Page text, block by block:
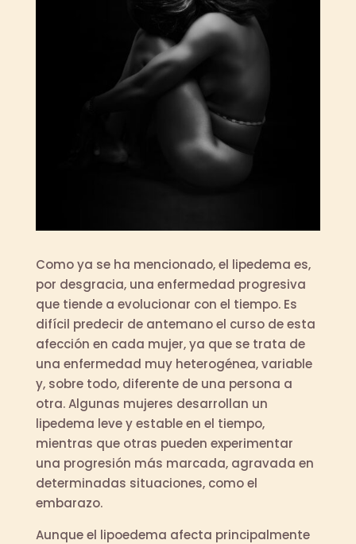
Como ya se ha mencionado, el lipedema es,
por desgracia, una enfermedad progresiva
que tiende a evolucionar con el tiempo. Es
difícil predecir de antemano el curso de esta
afección en cada mujer, ya que se trata de
una enfermedad muy heterogénea, variable
y, sobre todo, diferente de una persona a
otra. Algunas mujeres desarrollan un
lipedema leve y estable en el tiempo,
mientras que otras pueden experimentar
una progresión más marcada, agravada en
determinadas situaciones, como el
embarazo.
Aunque el lipoedema afecta principalmente